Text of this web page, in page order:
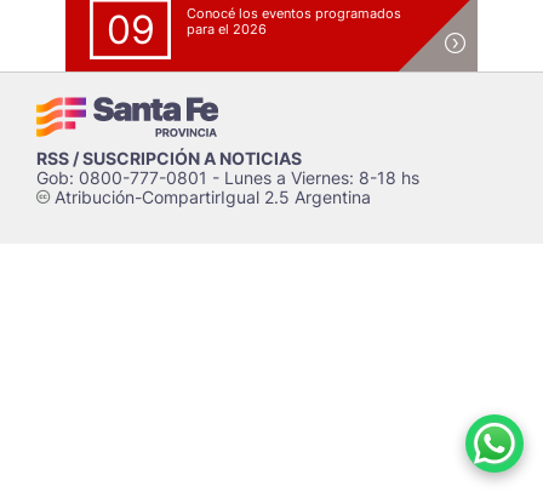
09
Conocé los eventos programados
para el 2026
RSS / SUSCRIPCIÓN A NOTICIAS
Gob: 0800-777-0801 - Lunes a Viernes: 8-18 hs
cAtribución-CompartirIgual 2.5 Argentina